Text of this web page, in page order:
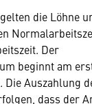
die Löhne
Der
beginnt am
Die Auszahlung
dass der